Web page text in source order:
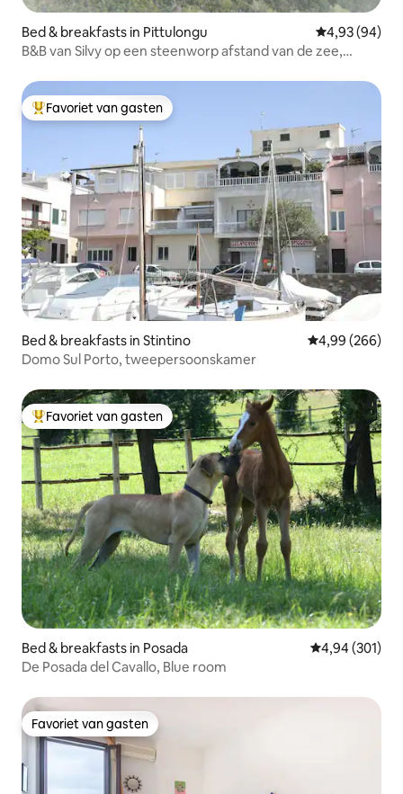
Bed & breakfasts in Pittulongu Gemiddelde
4,93 (94)
B&B van Silvy op een steenworp afstand van de zee,
Topfavoriet van gasten
Favoriet van gasten
Bed & breakfasts in Stintino Gemiddelde
4,99 (266)
Domo Sul Porto, tweepersoonskamer
Topfavoriet van gasten
Favoriet van gasten
Bed & breakfasts in Posada Gemiddelde
4,94 (301)
De Posada del Cavallo, Blue room
Favoriet van gasten
Favoriet van gasten